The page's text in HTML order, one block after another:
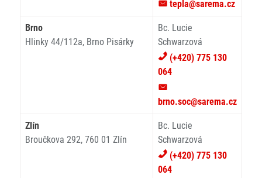
tepla@sarema.cz
Brno
Hlinky 44/112a, Brno Pisárky
Bc. Lucie
Schwarzová
(+420) 775 130
064
brno.soc@sarema.cz
Zlín
Broučkova 292, 760 01 Zlín
Bc. Lucie
Schwarzová
(+420) 775 130
064